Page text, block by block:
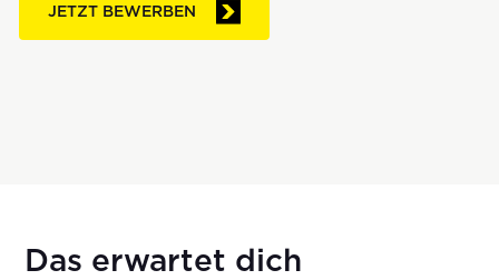
JETZT BEWERBEN
Das erwartet dich